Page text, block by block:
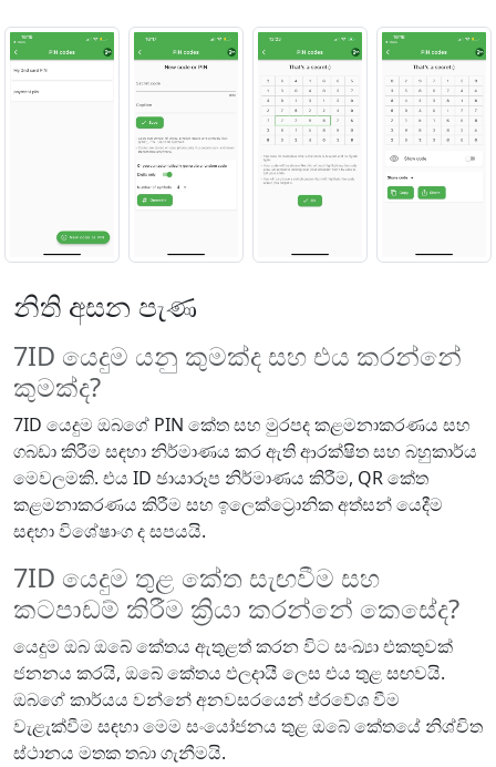
නිති අසන පැණ
7ID යෙදුම යනු කුමක්ද සහ එය කරන්නේ
කුමක්ද?
7ID යෙදුම ඔබගේ PIN කේත සහ මුරපද කළමනාකරණය සහ
ගබඩා කිරීම සඳහා නිර්මාණය කර ඇති ආරක්ෂිත සහ බහුකාර්ය
මෙවලමකි. එය ID ඡායාරූප නිර්මාණය කිරීම, QR කේත
කළමනාකරණය කිරීම සහ ඉලෙක්ට්‍රොනික අත්සන් යෙදීම
සඳහා විශේෂාංග ද සපයයි.
7ID යෙදුම තුළ කේත සැඟවීම සහ
කටපාඩම් කිරීම ක්‍රියා කරන්නේ කෙසේද?
යෙදුම ඔබ ඔබේ කේතය ඇතුළත් කරන විට සංඛ්‍යා එකතුවක්
ජනනය කරයි, ඔබේ කේතය ඵලදායී ලෙස එය තුළ සඟවයි.
ඔබගේ කාර්යය වන්නේ අනවසරයෙන් ප්රවේශ වීම
වැළැක්වීම සඳහා මෙම සංයෝජනය තුළ ඔබේ කේතයේ නිශ්චිත
ස්ථානය මතක තබා ගැනීමයි.